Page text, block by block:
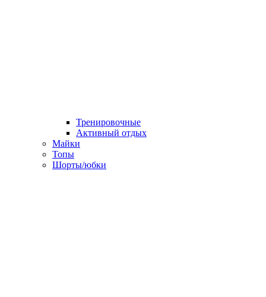
Тренировочные
Активный отдых
Майки
Топы
Шорты/юбки